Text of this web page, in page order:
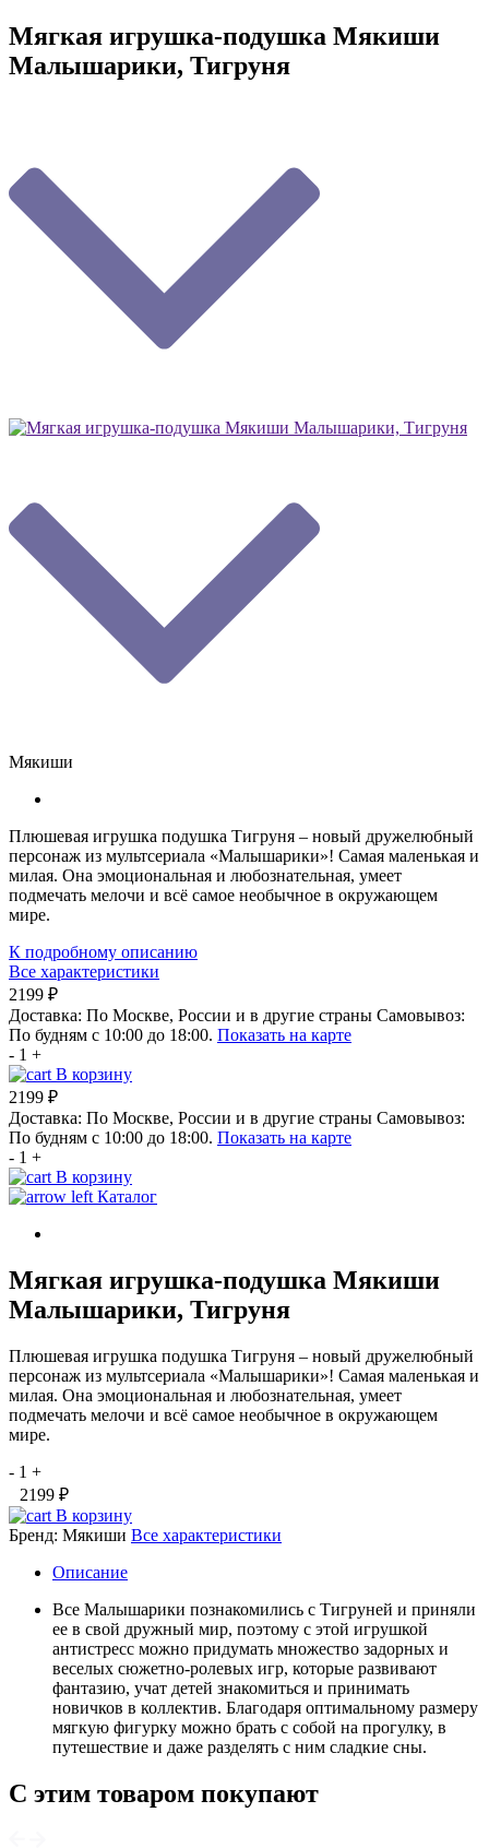
Мягкая игрушка-подушка Мякиши
Малышарики, Тигруня
Мякиши
Плюшевая игрушка подушка Тигруня – новый дружелюбный
персонаж из мультсериала «Малышарики»! Самая маленькая и
милая. Она эмоциональная и любознательная, умеет
подмечать мелочи и всё самое необычное в окружающем
мире.
К подробному описанию
Все характеристики
2199 ₽
Доставка: По Москве, России и в другие страны Самовывоз:
По будням с 10:00 до 18:00. Показать на карте
- 1 +
В корзину
2199 ₽
Доставка: По Москве, России и в другие страны Самовывоз:
По будням с 10:00 до 18:00. Показать на карте
- 1 +
В корзину
Каталог
Мягкая игрушка-подушка Мякиши
Малышарики, Тигруня
Плюшевая игрушка подушка Тигруня – новый дружелюбный
персонаж из мультсериала «Малышарики»! Самая маленькая и
милая. Она эмоциональная и любознательная, умеет
подмечать мелочи и всё самое необычное в окружающем
мире.
- 1 +
2199 ₽
В корзину
Бренд: Мякиши Все характеристики
Описание
Все Малышарики познакомились с Тигруней и приняли
ее в свой дружный мир, поэтому с этой игрушкой
антистресс можно придумать множество задорных и
веселых сюжетно-ролевых игр, которые развивают
фантазию, учат детей знакомиться и принимать
новичков в коллектив. Благодаря оптимальному размеру
мягкую фигурку можно брать с собой на прогулку, в
путешествие и даже разделять с ним сладкие сны.
С этим товаром покупают